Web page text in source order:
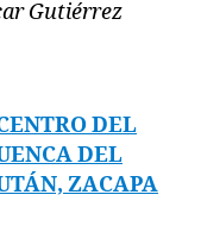
Gutiérrez
DEL
DEL
ZACAPA